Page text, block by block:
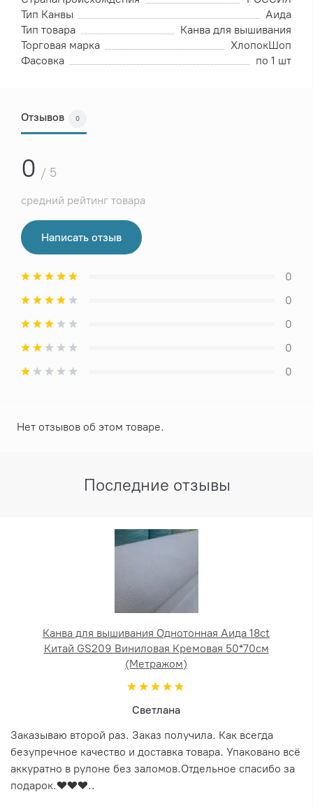
Тип Канвы
Аида
Тип товара
Канва для вышивания
Торговая марка
ХлопокШоп
Фасовка
по 1 шт
Отзывов 0
0 / 5
средний рейтинг товара
Написать отзыв
0
0
0
0
0
Нет отзывов об этом товаре.
Последние отзывы
Канва для вышивания Однотонная Аида 18ct
Китай GS209 Виниловая Кремовая 50*70см
(Метражом)
Светлана
Заказываю второй раз. Заказ получила. Как всегда
безупречное качество и доставка товара. Упаковано всё
аккуратно в рулоне без заломов.Отдельное спасибо за
подарок.❤️❤️❤️..